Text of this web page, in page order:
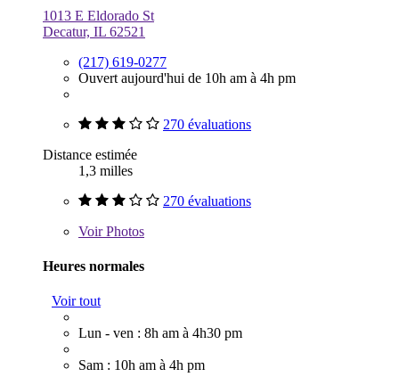
1013 E Eldorado St
Decatur, IL 62521
(217) 619-0277
Ouvert aujourd'hui de 10h am à 4h pm
270 évaluations
Distance estimée
1,3 milles
270 évaluations
VoirPhotos
Heures normales
Voir tout
Lun - ven : 8h am à 4h30 pm
Sam : 10h am à 4h pm